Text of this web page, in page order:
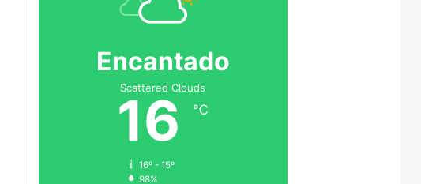
Encantado
Scattered Clouds
16 ℃
16º - 15º
98%